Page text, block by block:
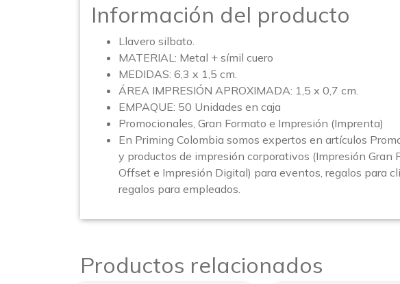
Información del producto
Llavero silbato.
MATERIAL: Metal + símil cuero
MEDIDAS: 6,3 x 1,5 cm.
ÁREA IMPRESIÓN APROXIMADA: 1,5 x 0,7 cm.
EMPAQUE: 50 Unidades en caja
Promocionales, Gran Formato e Impresión (Imprenta)
En Priming Colombia somos expertos en artículos
y productos de impresión corporativos (Impresión Gran
Offset e Impresión Digital) para eventos, regalos para
regalos para empleados.
Productos relacionados